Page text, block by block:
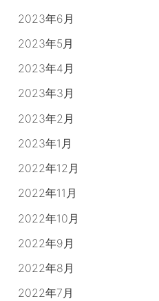
2023年6月
2023年5月
2023年4月
2023年3月
2023年2月
2023年1月
2022年12月
2022年11月
2022年10月
2022年9月
2022年8月
2022年7月